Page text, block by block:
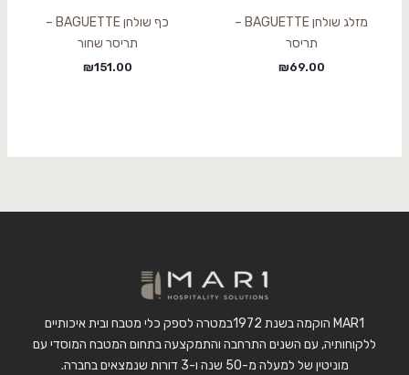
מזלג שולחן BAGUETTE –
תריסר
₪69.00
כף שולחן BAGUETTE –
תריסר שחור
₪151.00
MAR1 הוקמה בשנת 1972במטרה לספק כלי מטבח ובית איכותיים
ללקוחותיה, עם השנים התרחבה והתמקצעה בתחום המטבח המוסדי עם
מוניטין של למעלה מ-50 שנה ו-3 דורות שנמצאים בחברה.